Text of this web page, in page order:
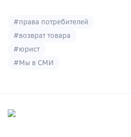
#права потребителей
#возврат товара
#юрист
#Мы в СМИ